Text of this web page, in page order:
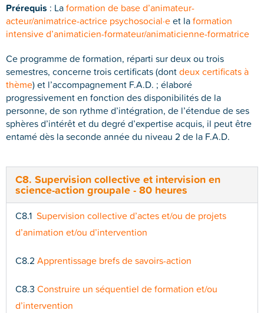
Prérequis : Laformation de base d’animateur-
acteur/animatrice-actrice psychosocial·eet laformation
intensive d’animaticien-formateur/animaticienne-formatrice
Ce programme de formation, réparti sur deux ou trois
semestres, concerne trois certificats (dontdeux certificats à
thème) et l’accompagnement F.A.D. ; élaboré
progressivement en fonction des disponibilités de la
personne, de son rythme d’intégration, de l’étendue de ses
sphères d’intérêt et du degré d’expertise acquis, il peut être
entamé dès la seconde année du niveau 2 de la F.A.D.
C8. Supervision collective et intervision en
science-action groupale - 80 heures
C8.1 Supervision collective d’actes et/ou de projets
d’animation et/ou d’intervention
C8.2 Apprentissage brefs de savoirs-action
C8.3 Construire un séquentiel de formation et/ou
d’intervention